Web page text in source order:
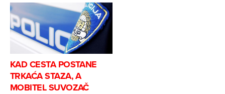
KAD CESTA POSTANE
TRKAĆA STAZA, A
MOBITEL SUVOZAČ